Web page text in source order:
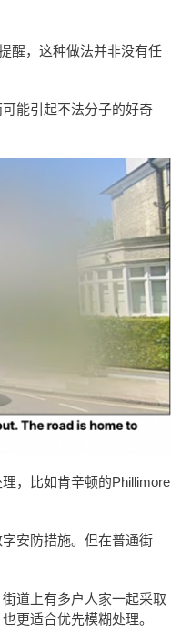
醒，这种做法并非没有任
能引起不法分子的好奇
，比如肯辛顿的Phillimore
安防措施。但在普通街
道上有多户人家一起采取
更适合优先模糊处理。